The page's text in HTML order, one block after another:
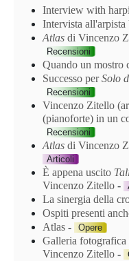
Interview with
Intervista
Atlas di Vincenzo
Recensioni
Quando un mostro
Successo perSolo
Recensioni
Vincenzo Zitello
(pianoforte) in un
Recensioni
Atlas di Vincenzo
Articoli
È appena uscito
Vincenzo Zitello -
La sinergia della
Ospiti presenti
Atlas - Opere
Galleria fotografica
Vincenzo Zitello -